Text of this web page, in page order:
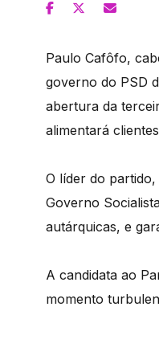
Paulo Cafôfo,
governo do PSD
abertura da
alimentará
O líder do
Governo
autárquicas, e
A candidata ao
momento